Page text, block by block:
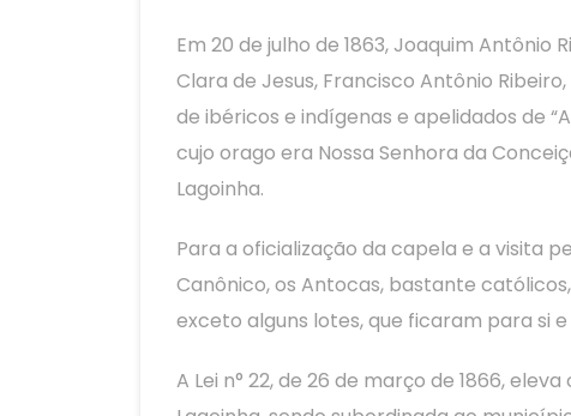
Em 20 de julho de 1863, Joaquim Antônio
Clara de Jesus, Francisco Antônio
de ibéricos e indígenas e apelidados de
cujo orago era Nossa Senhora da
Lagoinha.
Para a oficialização da capela e a visita
Canônico, os Antocas, bastante
exceto alguns lotes, que ficaram para si
A Lei n° 22, de 26 de março de 1866,